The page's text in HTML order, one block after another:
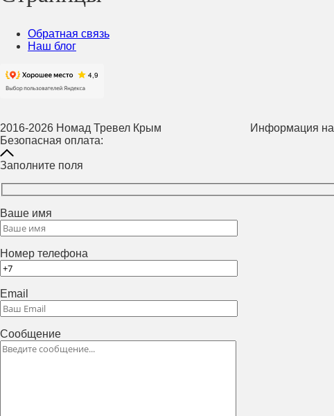
Обратная связь
Наш блог
2016-2026 Номад Тревел Крым Информация на сайте
Безопасная оплата:
Заполните поля
Ваше имя
Номер телефона
Email
Сообщение